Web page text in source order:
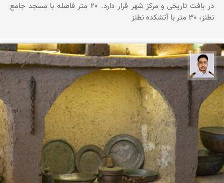
در بافت تاریخی و مرکز شهر قرار دارد. 20 متر فاصله با مسجد جامع
نطنز، 30 متر با آتشکده نطنز
سعید جواهری